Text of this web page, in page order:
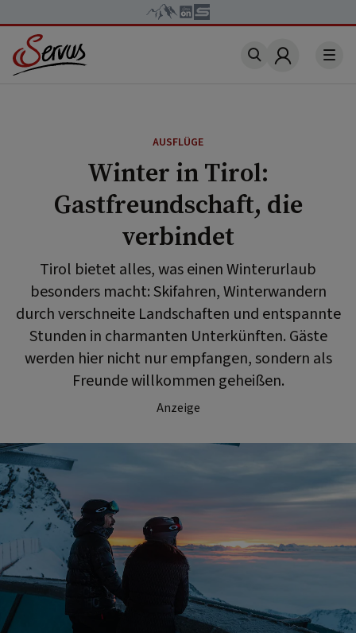
Account
AUSFLÜGE
Winter in Tirol:
Gastfreundschaft, die
verbindet
Tirol bietet alles, was einen Winterurlaub
besonders macht: Skifahren, Winterwandern
durch verschneite Landschaften und entspannte
Stunden in charmanten Unterkünften. Gäste
werden hier nicht nur empfangen, sondern als
Freunde willkommen geheißen.
Anzeige